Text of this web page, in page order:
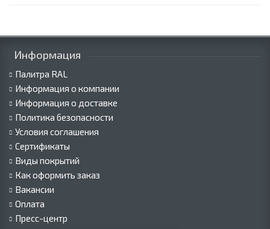
Информация
Палитра RAL
Информация о компании
Информация о доставке
Политика безопасности
Условия соглашения
Сертификаты
Виды покрытий
Как оформить заказ
Вакансии
Оплата
Пресс-центр